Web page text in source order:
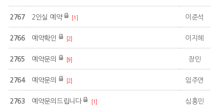
2767 2인실 예약 [1] 이준석
2766 예약확인 [2] 이지혜
2765 예약문의 [9] 장민
2764 예약문의 [2] 임주연
2763 예약문의드립니다 [1] 심홍민